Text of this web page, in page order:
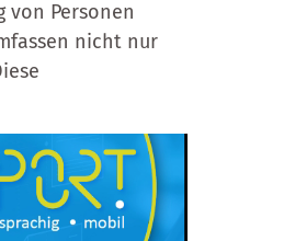
von Personen
nicht nur